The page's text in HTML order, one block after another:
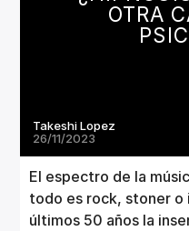
Invencible
OTRA
Takeshi Lopez
26/11/2023
El espectro de la
todo es rock, stoner o
últimos 50 años la